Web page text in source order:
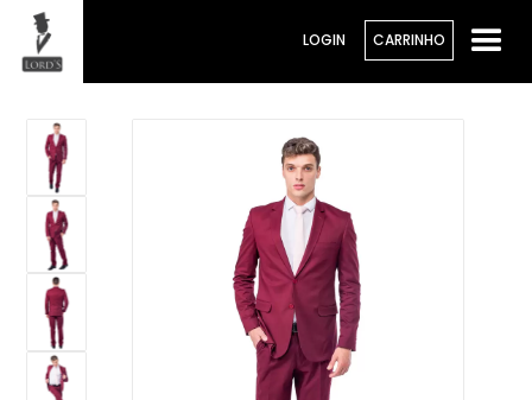
LOGIN CARRINHO